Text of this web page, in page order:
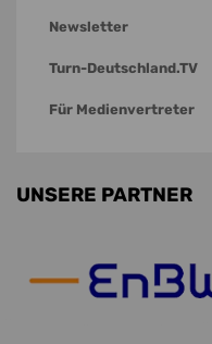
Newsletter
Turn-Deutschland.TV
Für Medienvertreter
UNSERE PARTNER